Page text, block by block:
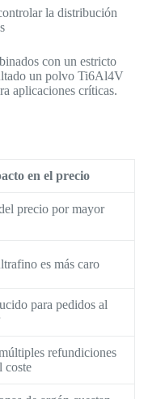
la distribución
con un estricto
un polvo Ti6Al4V
aplicaciones críticas.
en el precio
precio por mayor
es más caro
para pedidos al
refundiciones
coste